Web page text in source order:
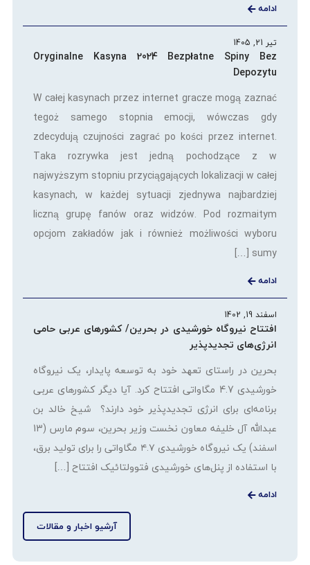
ادامه
تیر 21, 1405
Oryginalne Kasyna 2024 Bezpłatne Spiny Bez
Depozytu
W całej kasynach przez internet gracze mogą zaznać
tegoż samego stopnia emocji, wówczas gdy
zdecydują czujności zagrać po kości przez internet.
Taka rozrywka jest jedną pochodzące z w
najwyższym stopniu przyciągających lokalizacji w całej
kasynach, w każdej sytuacji zjednywa najbardziej
liczną grupę fanów oraz widzów. Pod rozmaitym
opcjom zakładów jak i również możliwości wyboru
sumy […]
ادامه
اسفند 19, 1402
افتتاح نیروگاه خورشیدی در بحرین/ کشورهای عربی حامی
انرژی‌های تجدیدپذیر
بحرین در راستای تعهد خود به توسعه پایدار، یک نیروگاه
خورشیدی 4.7 مگاواتی افتتاح کرد. آیا دیگر کشورهای عربی
برنامه‌ای برای انرژی تجدیدپذیر خود دارند؟ شیخ خالد بن
عبدالله آل خلیفه معاون نخست وزیر بحرین، سوم مارس (13
اسفند) یک نیروگاه خورشیدی ۴.۷ مگاواتی را برای تولید برق،
با استفاده از پنل‌های خورشیدی فتوولتائیک افتتاح […]
ادامه
آرشیو اخبار و مقالات